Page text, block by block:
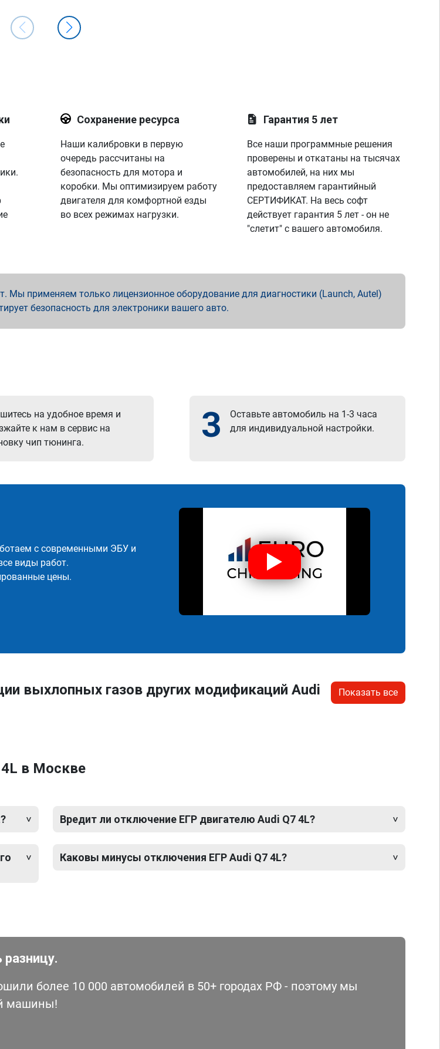
Сохранение ресурса
Наши калибровки в первую
очередь рассчитаны на
безопасность для мотора и
коробки. Мы оптимизируем работу
двигателя для комфортной езды
во всех режимах нагрузки.
Гарантия 5 лет
Все наши программные решения
проверены и откатаны на тысячах
автомобилей, на них мы
предоставляем гарантийный
СЕРТИФИКАТ. На весь софт
действует гарантия 5 лет - он не
"слетит" с вашего автомобиля.
применяем только лицензионное оборудование для диагностики (Launch, Autel)
безопасность для электроники вашего авто.
на удобное время и
к нам в сервис на
чип тюнинга.
3
Оставьте автомобиль на 1-3 часа
для индивидуальной настройки.
с современными ЭБУ и
виды работ.
цены.
выхлопных газов других модификаций Audi
Показать все
в Москве
Вредит ли отключение ЕГР двигателю Audi Q7 4L?
Каковы минусы отключения ЕГР Audi Q7 4L?
более 10 000 автомобилей в 50+ городах РФ - поэтому мы
машины!